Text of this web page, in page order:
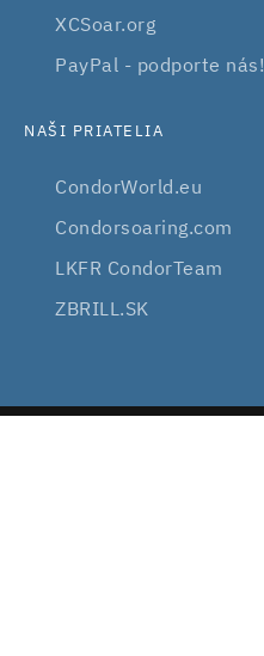
XCSoar.org
PayPal - podporte nás!
NAŠI PRIATELIA
CondorWorld.eu
Condorsoaring.com
LKFR CondorTeam
ZBRILL.SK